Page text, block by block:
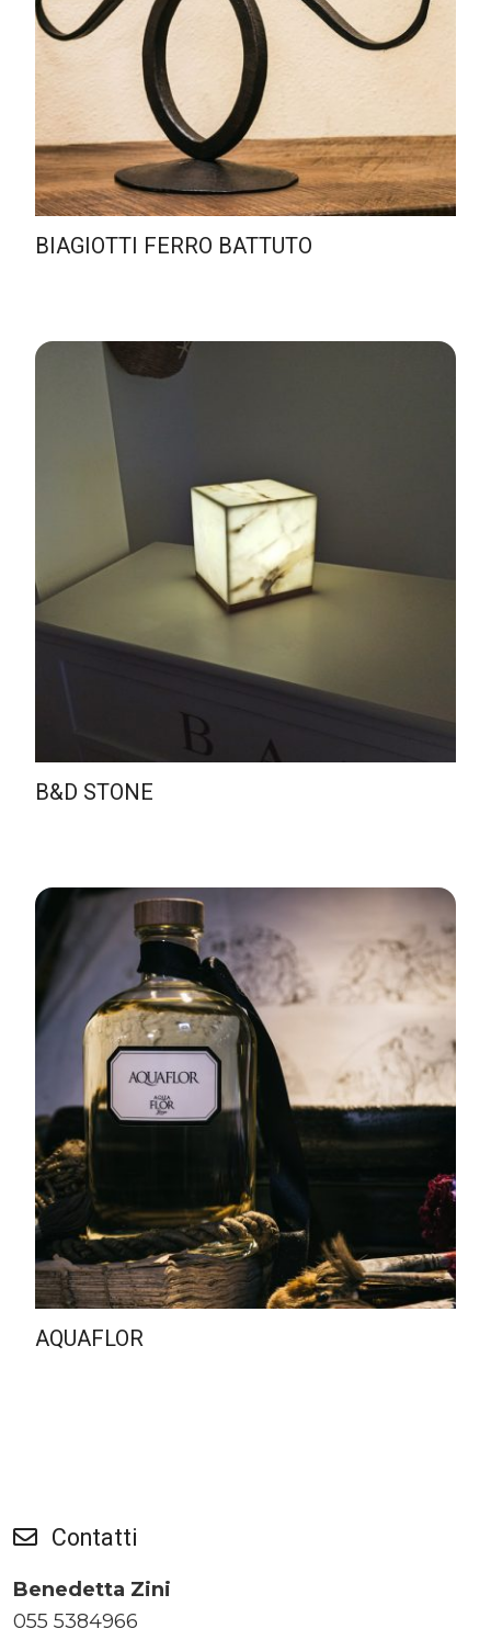
BIAGIOTTI FERRO BATTUTO
B&D STONE
AQUAFLOR
Contatti
Benedetta Zini
055 5384966